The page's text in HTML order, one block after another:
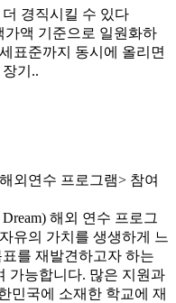
경직시킬 수 있다
액 기준으로 일원화하
표준까지 동시에 올리면
기..
외연수 프로그램> 참여
해외 연수 프로그
유의 가치를 생생하게 느
를 재발견하고자 하는
가능합니다. 많은 지원과
민국에 소재한 학교에 재